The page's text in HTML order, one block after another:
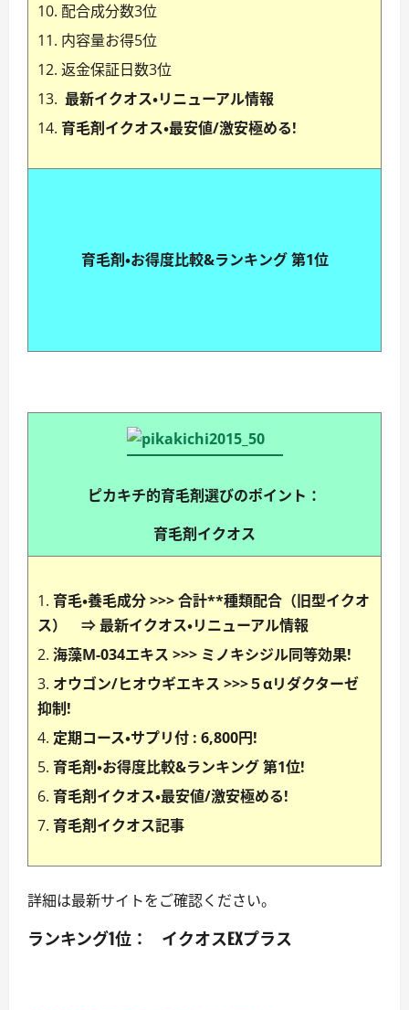
配合成分数3位
内容量お得5位
返金保証日数3位
最新イクオス・リニューアル情報
育毛剤イクオス・最安値/激安極める!
育毛剤・お得度比較&ランキング 第1位
ピカキチ的育毛剤選びのポイント：
育毛剤イクオス
育毛・養毛成分 >>> 合計**種類配合（旧型イクオ
ス） ⇒最新イクオス・リニューアル情報
海藻M-034エキス >>> ミノキシジル同等効果!
オウゴン/ヒオウギエキス >>>５αリダクターゼ
抑制!
定期コース・サプリ付 : 6,800円!
育毛剤・お得度比較&ランキング 第1位!
育毛剤イクオス・最安値/激安極める!
育毛剤イクオス記事
詳細は最新サイトをご確認ください。
ランキング1位： イクオスEXプラス